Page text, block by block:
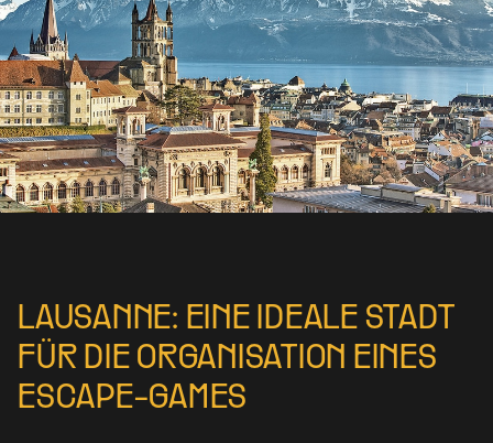
LAUSANNE: EINE IDEALE STADT
FÜR DIE ORGANISATION EINES
ESCAPE-GAMES